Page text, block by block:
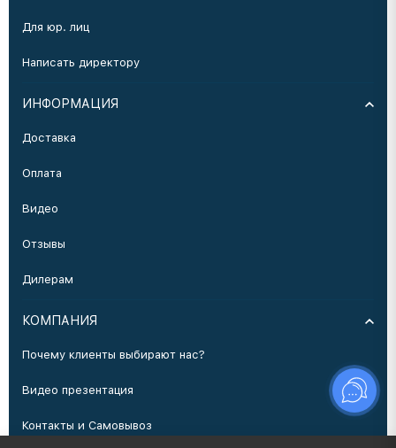
Для юр. лиц
Написать директору
ИНФОРМАЦИЯ
Доставка
Оплата
Видео
Отзывы
Дилерам
КОМПАНИЯ
Почему клиенты выбирают нас?
Видео презентация
Контакты и Самовывоз